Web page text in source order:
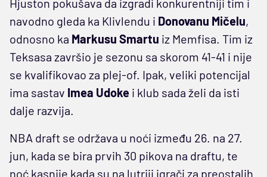
Hjuston pokušava da izgradi konkurentniji tim i
navodno gleda ka Klivlendu i Donovanu Mičelu,
odnosno ka Markusu Smartu iz Memfisa. Tim iz
Teksasa završio je sezonu sa skorom 41-41 i nije
se kvalifikovao za plej-of. Ipak, veliki potencijal
ima sastav Imea Udoke i klub sada želi da isti
dalje razvija.
NBA draft se održava u noći između 26. na 27.
jun, kada se bira prvih 30 pikova na draftu, te
noć kasnije kada su na lutriji igrači za preostalih